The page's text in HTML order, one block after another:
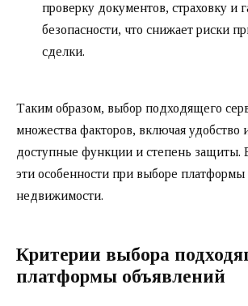
проверку документов, страховку и
безопасности, что снижает риски
сделки.
Таким образом, выбор подходящего
множества факторов, включая удобство
доступные функции и степень защиты.
эти особенности при выборе платформы
недвижимости.
Критерии выбора
платформы объявлений